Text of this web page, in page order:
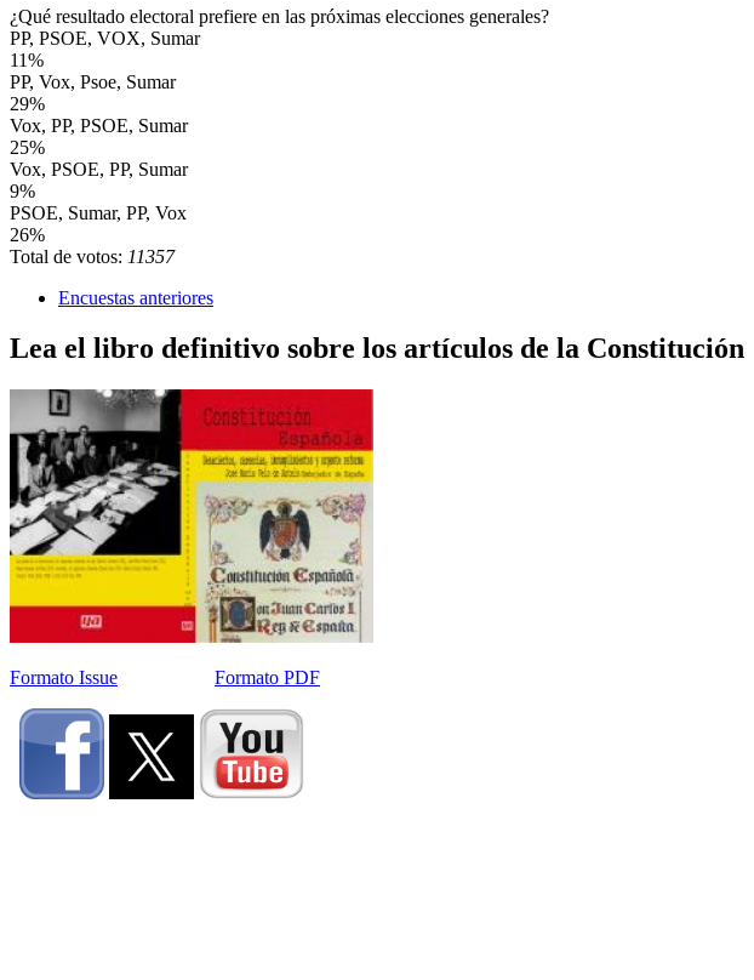
¿Qué resultado electoral prefiere en las próximas elecciones generales?
PP, PSOE, VOX, Sumar
11%
PP, Vox, Psoe, Sumar
29%
Vox, PP, PSOE, Sumar
25%
Vox, PSOE, PP, Sumar
9%
PSOE, Sumar, PP, Vox
26%
Total de votos: 11357
Encuestas anteriores
Lea el libro definitivo sobre los artículos de la Constitución
Formato Issue Formato PDF